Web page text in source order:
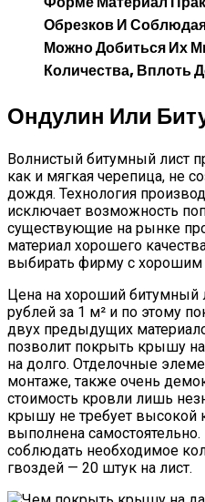
Обрезков И
Можно Добиться Их
Количества, Вплоть
Ондулин Или
Волнистый битумный лист
как и мягкая черепица, не
дождя. Технология
исключает возможность
существующие на рынке
материал хорошего
выбирать фирму с
Цена на хороший битумный
рублей за 1 м² и по этому
двух предыдущих
позволит покрыть крышу
на долго. Отделочные
монтаже, также очень
стоимость кровли лишь
крышу не требует
выполнена
соблюдать необходимое
гвоздей — 20 штук на лист.